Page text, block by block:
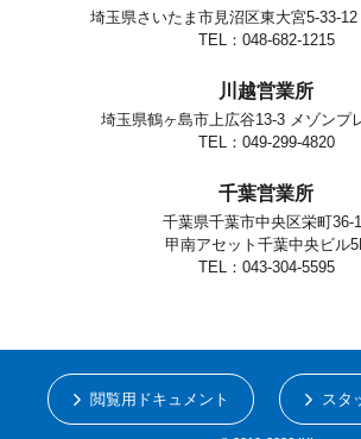
埼玉県さいたま市見沼区東大宮5-33-
TEL：048-682-1215
川越営業所
埼玉県鶴ヶ島市上広谷13-3 メゾンプ
TEL：049-299-4820
千葉営業所
千葉県千葉市中央区栄町36-
甲南アセット千葉中央ビル
TEL：043-304-5595
閲覧用ドキュメント スタ